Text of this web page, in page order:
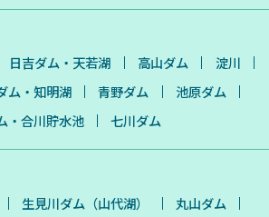
日吉ダム・天若湖 高山ダム
淀川
ム・知明湖 青野ダム
池原ダム
・合川貯水池 七川ダム
生見川ダム（山代湖）
丸山ダム